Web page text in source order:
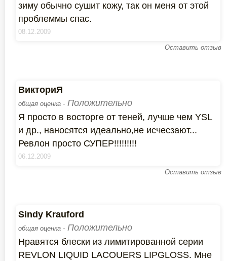
зиму обычно сушит кожу, так он меня от этой
проблеммы спас.
08.12.2009
Оставить отзыв
ВикториЯ
общая оценка - Положительно
Я просто в восторге от теней, лучше чем YSL
и др., наносятся идеально,не исчесзают...
Ревлон просто СУПЕР!!!!!!!!!
06.12.2009
Оставить отзыв
Sindy Krauford
общая оценка - Положительно
Нравятся блески из лимитированной серии
REVLON LIQUID LACOUERS LIPGLOSS. Мне